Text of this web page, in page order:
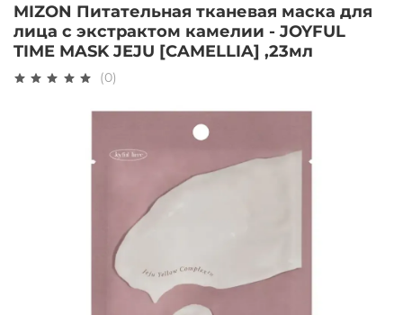
MIZON Питательная тканевая маска для
лица с экстрактом камелии - JOYFUL
TIME MASK JEJU [CAMELLIA] ,23мл
(0)